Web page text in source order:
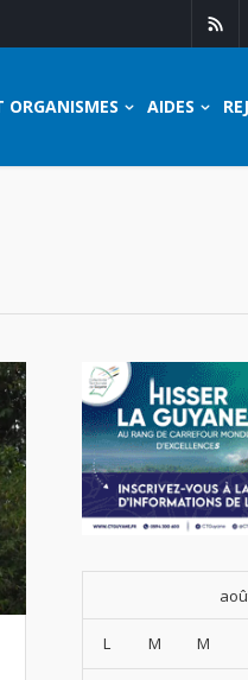
ORGANISMES AIDES
L M M